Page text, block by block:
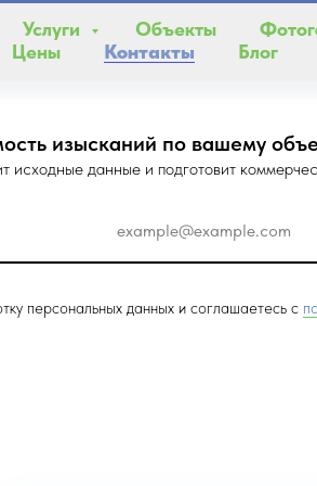
Услуги Объекты
Цены Контакты Блог
изысканий по вашему
исходные данные и подготовит
персональных данных и соглашаетесь c